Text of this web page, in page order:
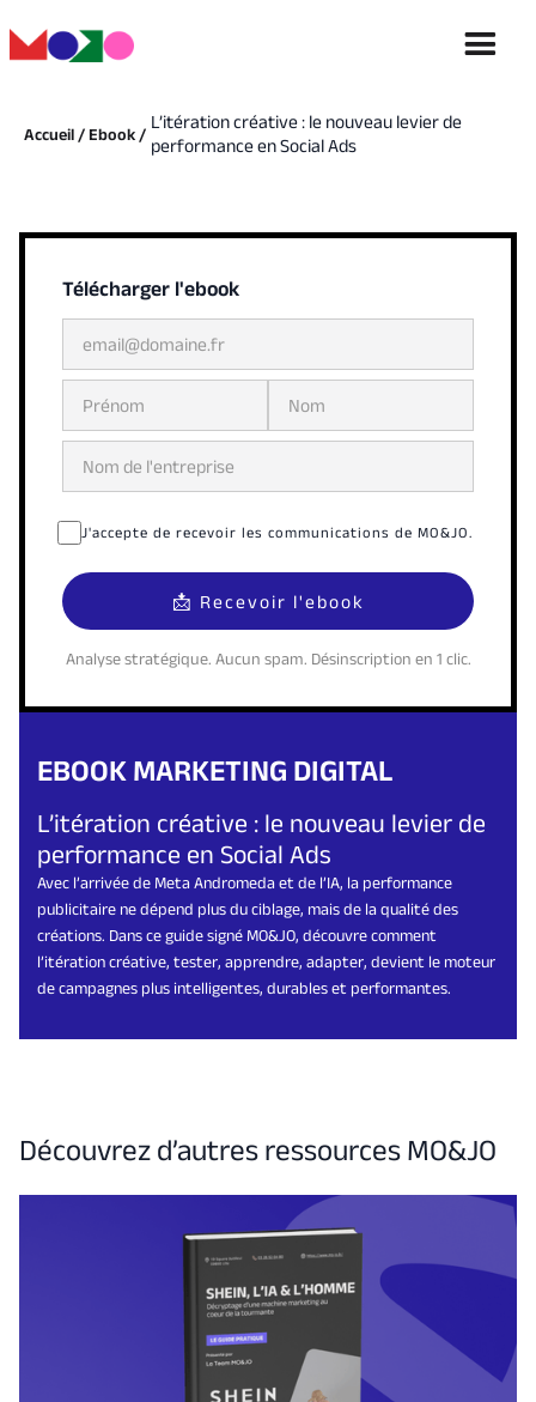
Accueil / Ebook /
L’itération créative : le nouveau levier de
performance en Social Ads
EBOOK MARKETING DIGITAL
L’itération créative : le nouveau levier de
performance en Social Ads
Avec l’arrivée de Meta Andromeda et de l’IA, la performance
publicitaire ne dépend plus du ciblage, mais de la qualité des
créations. Dans ce guide signé MO&JO, découvre comment
l’itération créative, tester, apprendre, adapter, devient le moteur
de campagnes plus intelligentes, durables et performantes.
Télécharger l'ebook
J'accepte de recevoir les communications de MO&JO.
Analyse stratégique. Aucun spam. Désinscription en 1 clic.
Découvrez d’autres ressources MO&JO